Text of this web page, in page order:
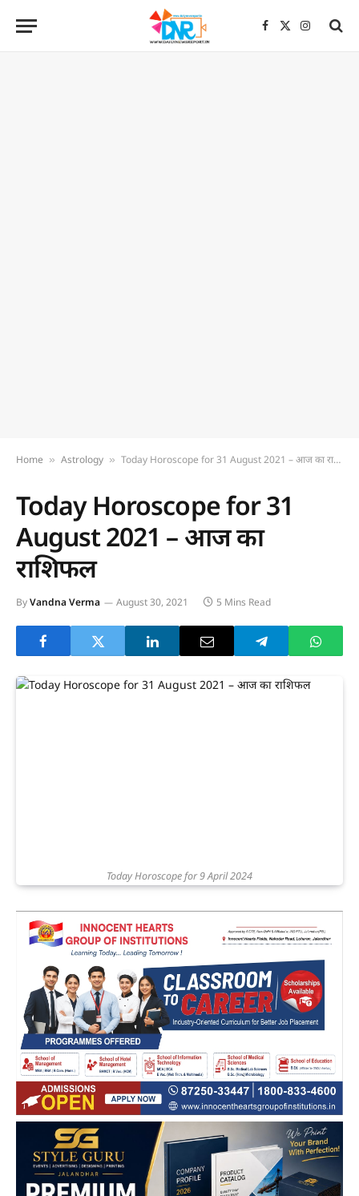
Facebook
X
Home » Astrology » Today Horoscope for 31 August 2021 – आज का राशिफल
Today Horoscope for 31
August 2021 – आज का
राशिफल
ByVandna Verma August 30, 2021 5 Mins Read
Today Horoscope for 9 April 2024